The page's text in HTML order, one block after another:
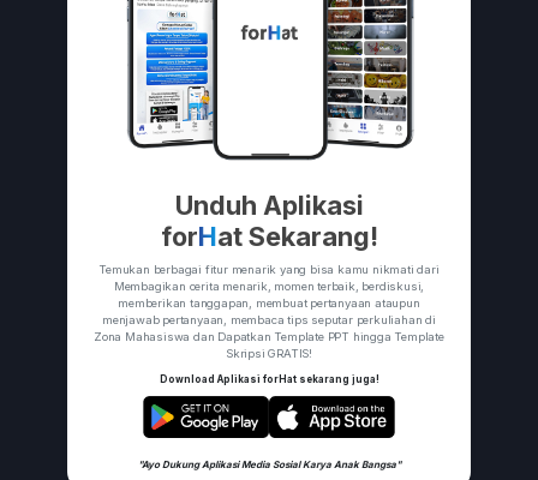
Unduh Aplikasi
forHat Sekarang!
Temukan berbagai fitur menarik yang bisa kamu nikmati dari
Membagikan cerita menarik, momen terbaik, berdiskusi,
memberikan tanggapan, membuat pertanyaan ataupun
menjawab pertanyaan, membaca tips seputar perkuliahan di
Zona Mahasiswa dan Dapatkan Template PPT hingga Template
Skripsi GRATIS!
Download Aplikasi forHat sekarang juga!
"Ayo Dukung Aplikasi Media Sosial Karya Anak Bangsa"